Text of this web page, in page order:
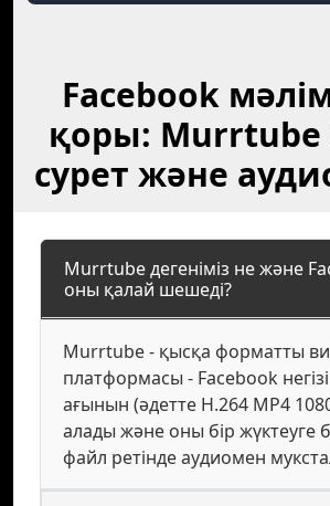
Facebook
қоры: Murrtube
сурет және
Murrtube дегеніміз не және
оны қалай шешеді?
Murrtube - қысқа форматты
платформасы - Facebook
ағынын (әдетте H.264 MP4
алады және оны бір жүктеуге
файл ретінде аудиомен